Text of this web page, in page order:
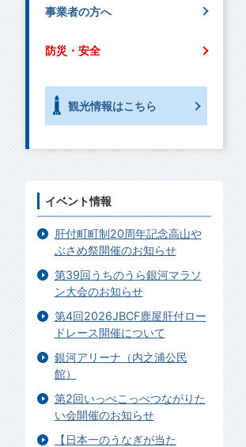
事業者の方へ
防災・安全
観光情報はこちら
イベント情報
肝付町町制20周年記念高山や
ぶさめ祭開催のお知らせ
第39回うちのうら銀河マラソ
ン大会のお知らせ
第4回2026JBCF鹿屋肝付ロー
ドレース開催について
銀河アリーナ（内之浦公民
館）
第2回いっぺこっぺつながりた
い会開催のお知らせ
【日本一のうなぎが当た